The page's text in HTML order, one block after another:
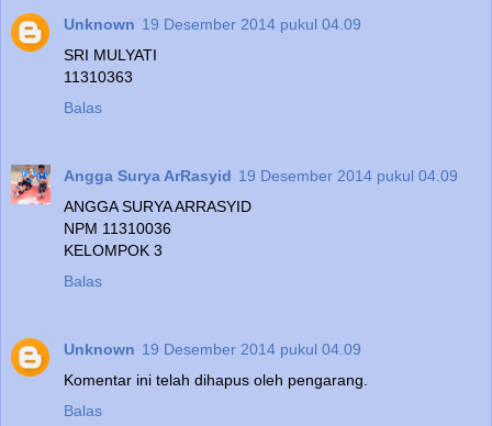
Unknown 19 Desember 2014 pukul 04.09
SRI MULYATI
11310363
Balas
Angga Surya ArRasyid 19 Desember 2014 pukul 04.09
ANGGA SURYA ARRASYID
NPM 11310036
KELOMPOK 3
Balas
Unknown 19 Desember 2014 pukul 04.09
Komentar ini telah dihapus oleh pengarang.
Balas